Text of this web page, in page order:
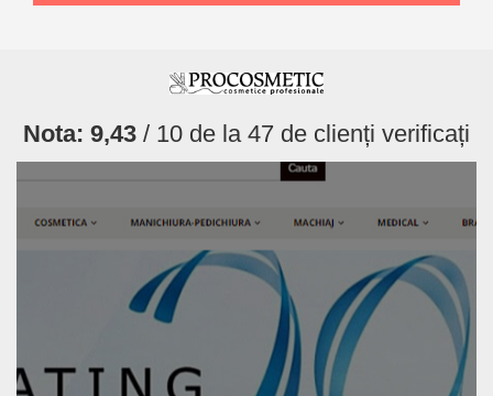
Nota: 9,43 / 10 de la 47 de clienți verificați